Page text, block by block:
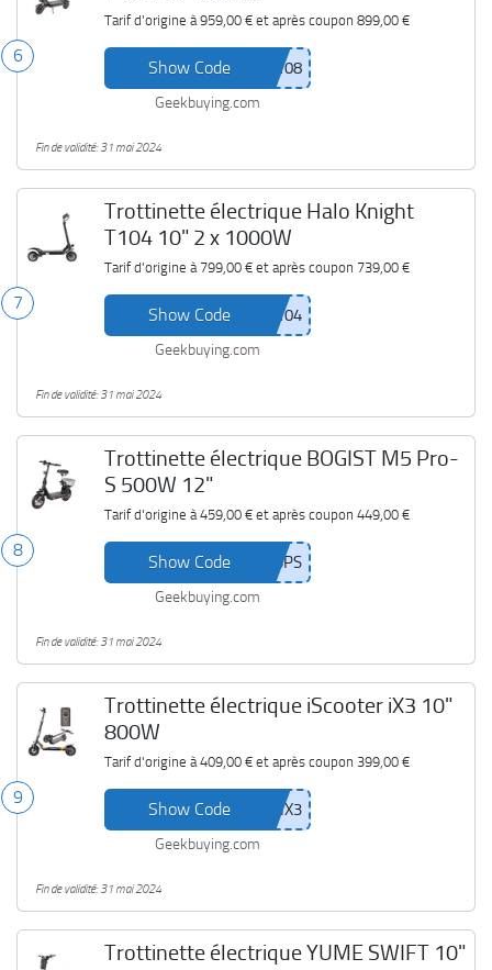
6
Tarif d'origine à959,00 €et après coupon 899,00 €
Show Code
Geekbuying.com
Fin de validité: 31 mai 2024
7
Trottinette électrique Halo Knight
T104 10" 2 x 1000W
Tarif d'origine à 799,00 €et après coupon 739,00 €
Show Code
Geekbuying.com
Fin de validité: 31 mai 2024
8
Trottinette électrique BOGIST M5 Pro-
S 500W 12"
Tarif d'origine à459,00 €et après coupon 449,00 €
Show Code
Geekbuying.com
Fin de validité: 31 mai 2024
9
Trottinette électrique iScooter iX3 10"
800W
Tarif d'origine à409,00 €et après coupon 399,00 €
Show Code
Geekbuying.com
Fin de validité: 31 mai 2024
Trottinette électrique YUME SWIFT 10"